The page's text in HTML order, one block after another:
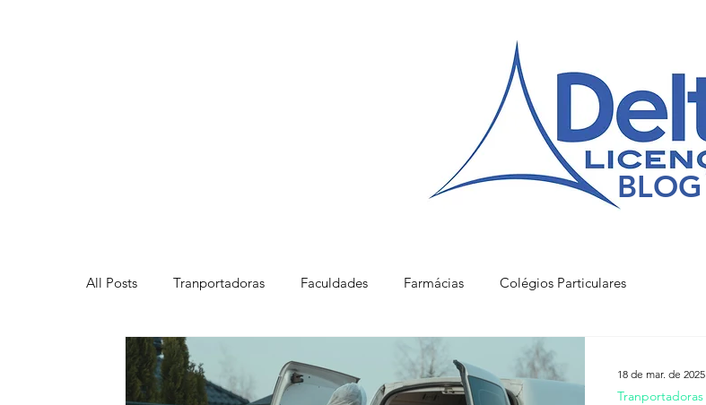
BLOG
All Posts Tranportadoras Faculdades Farmácias Colégios Particulares
Tranportadoras
18 de mar. de 2025